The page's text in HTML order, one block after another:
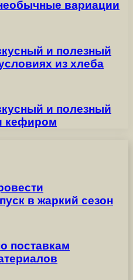
вариации
и полезный
из хлеба
и полезный
кефиром
в жаркий сезон
поставкам